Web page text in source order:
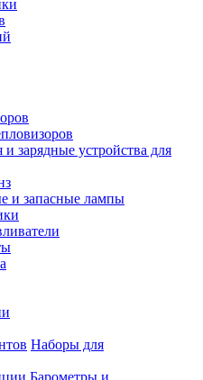
зарядные устройства для
и запасные лампы
Наборы для
Барометры и